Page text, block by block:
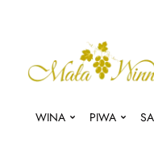
WINA PIWA